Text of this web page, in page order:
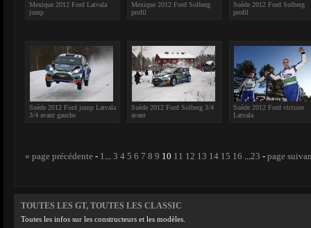
Mexique 2012 Ford Latvala
jump
Mexique 2012 Ford Solberg
profil
Suède 2012 Ford Solberg
profil
Suède 2012 Ford jump Latvala
3/4 avant gauche
Suède 2012 Ford Solberg 3/4
avant
Suède 2012 Ford victoire
Latvala
« page précédente - 1... 3 4 5 6 7 8 9 10 11 12 13 14 15 16 ...23 - page
TOUTES LES GT, TOUTES LES CLASSIC
Toutes les infos sur les constructeurs et les modèles.